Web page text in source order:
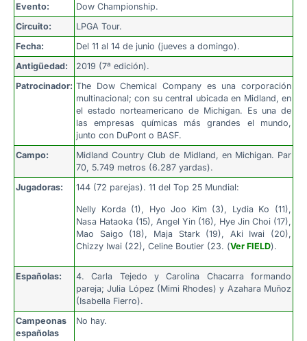
Evento:
Dow Championship.
Circuito:
LPGA Tour.
Fecha:
Del 11 al 14 de junio (jueves a domingo).
Antigüedad:
2019 (7ª edición).
Patrocinador: The Dow Chemical Company es una corporación
multinacional; con su central ubicada en Midland, en
el estado norteamericano de Michigan. Es una de
las empresas químicas más grandes el mundo,
junto con DuPont o BASF.
Campo:
Midland Country Club de Midland, en Michigan. Par
70, 5.749 metros (6.287 yardas).
Jugadoras:
144 (72 parejas). 11 del Top 25 Mundial:
Nelly Korda (1), Hyo Joo Kim (3), Lydia Ko (11),
Nasa Hataoka (15), Angel Yin (16), Hye Jin Choi (17),
Mao Saigo (18), Maja Stark (19), Aki Iwai (20),
Chizzy Iwai (22), Celine Boutier (23. (Ver FIELD).
Españolas:
4. Carla Tejedo y Carolina Chacarra formando
pareja; Julia López (Mimi Rhodes) y Azahara Muñoz
(Isabella Fierro).
Campeonas
españolas
No hay.